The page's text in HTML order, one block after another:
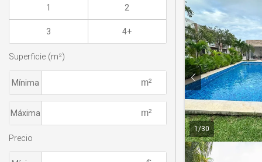
1/30
1 2
3 4+
Superficie (m²)
Mínima
Máxima
Precio